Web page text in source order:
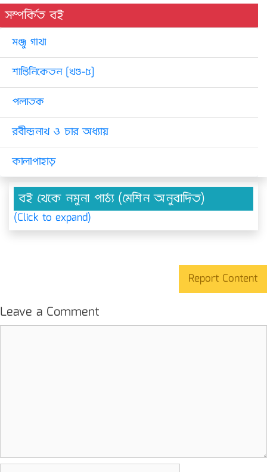
সম্পর্কিত বই
মঞ্জু গাথা
শান্তিনিকেতন [খণ্ড-৫]
পলাতক
রবীন্দ্রনাথ ও চার অধ্যায়
কালাপাহাড়
বই থেকে নমুনা পাঠ্য (মেশিন অনুবাদিত)
(Click to expand)
Report Content
Leave a Comment